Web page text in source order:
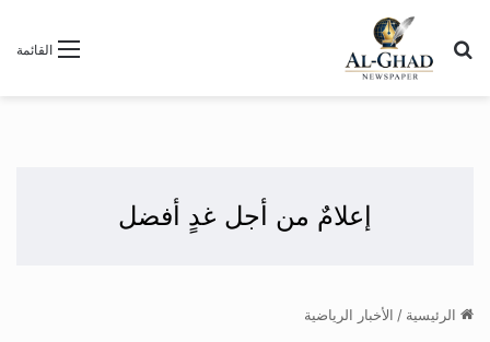
القائمة بحث عن
إعلامٌ من أجل غدٍ أفضل
الرئيسية / الأخبار الرياضية